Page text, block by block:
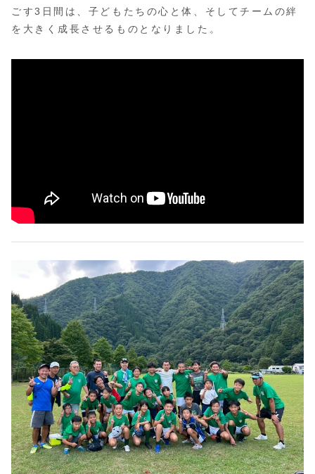
ごす3日間は、子どもたちの心と体、そしてチームの絆
を大きく成長させるものとなりました。